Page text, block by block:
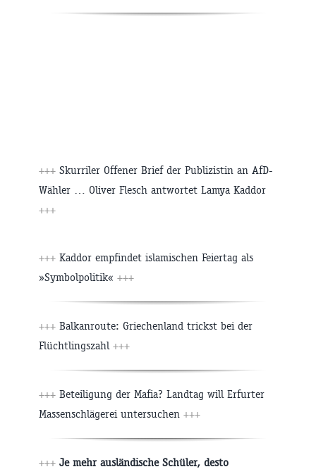
+++ Skurriler Offener Brief der Publizistin an AfD-
Wähler … Oliver Flesch antwortet Lamya Kaddor
+++
+++ Kaddor empfindet islamischen Feiertag als
»Symbolpolitik« +++
+++ Balkanroute: Griechenland trickst bei der
Flüchtlingszahl +++
+++ Beteiligung der Mafia? Landtag will Erfurter
Massenschlägerei untersuchen +++
+++ Je mehr ausländische Schüler, desto